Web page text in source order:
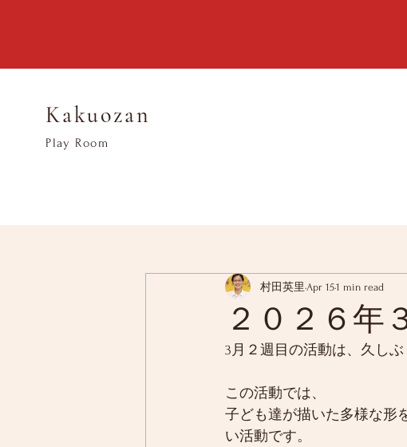
Kakuozan
​Play Room
２０２６年
村田英里 Apr 151 min read
3月２週目の活動は、久しぶ
この活動では、
子ども達が描いた多様な形
い活動です。